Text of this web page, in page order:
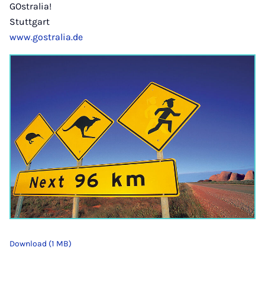
GOstralia!
Stuttgart
www.gostralia.de
Download (1 MB)